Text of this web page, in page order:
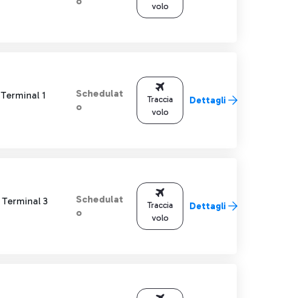
volo
Terminal 1
Schedulat
o
Traccia
volo
Dettagli
Terminal 3
Schedulat
o
Traccia
volo
Dettagli